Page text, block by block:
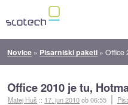
Novice » Pisarniški paketi »Office
Office 2010 je tu,
Matej Huš :: 17. jun 2010ob 06:55